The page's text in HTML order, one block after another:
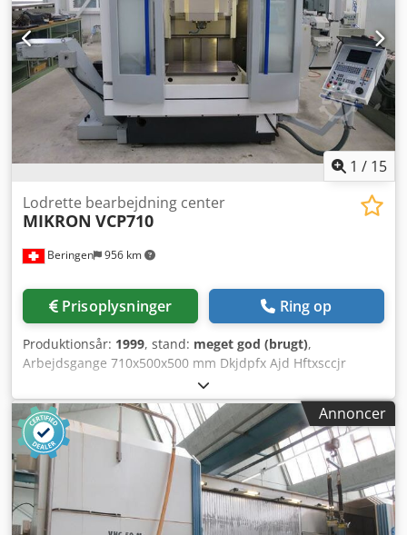
1 / 15
Beringen 956 km
Lodrette bearbejdning center
MIKRON VCP710
Prisoplysninger Ring op
Produktionsår: 1999, stand: meget god (brugt),
Arbejdsgange 710x500x500 mm Dkjdpfx Ajd Hftxsccjr
Bordstørrelse 1080x580 mm Spindeloptagelse SK40
Spindelhastigheder op til 10.000 o/min Værktøjsveksler
med 30 positioner Styring: HEIDENHAIN TNC-430 Spindel-
indvendig køling MARCELS MASCHINEN CH
Annoncer